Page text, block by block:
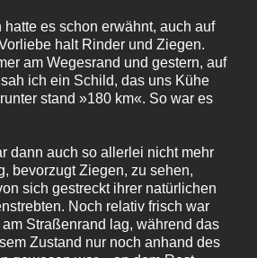
hatte es schon erwähnt, auch auf
halt Rinder und Ziegen.
am Wegesrand und gestern, auf
ich ein Schild, das uns Kühe
stand »180 km«. So war es
dann auch so allerlei nicht mehr
bevorzugt Ziegen, zu sehen,
sich gestreckt ihrer natürlichen
Noch relativ frisch war
Straßenrand lag, während das
Zustand nur noch anhand des